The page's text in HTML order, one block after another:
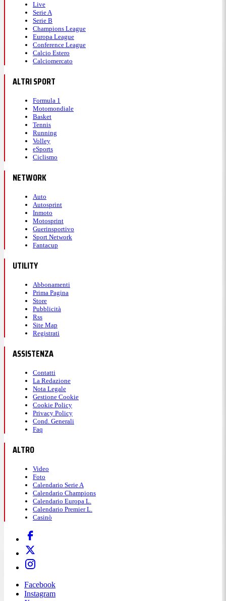
Live
Serie A
Serie B
Champions League
Europa League
Conference League
Calcio Estero
Calciomercato
ALTRI SPORT
Formula 1
Motomondiale
Basket
Tennis
Running
Volley
eSports
Ciclismo
NETWORK
Auto
Autosprint
Inmoto
Motosprint
Guerinsportivo
Sport Network
Fantacup
UTILITY
Abbonamenti
Prima Pagina
Store
Pubblicità
Rss
Site Map
Registrati
ASSISTENZA
Contatti
La Redazione
Nota Legale
Gestione Cookie
Cookie Policy
Privacy Policy
Cond. Generali
Faq
ALTRO
Video
Foto
Calendario Serie A
Calendario Champions
Calendario Europa L.
Calendario Premier L.
Casinò
Facebook
Instagram